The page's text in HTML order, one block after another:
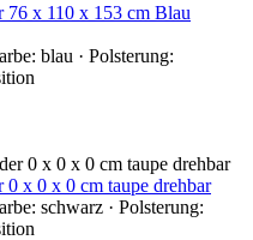
x 110 x 153 cm Blau
blau · Polsterung:
x 0 x 0 cm taupe drehbar
schwarz · Polsterung: